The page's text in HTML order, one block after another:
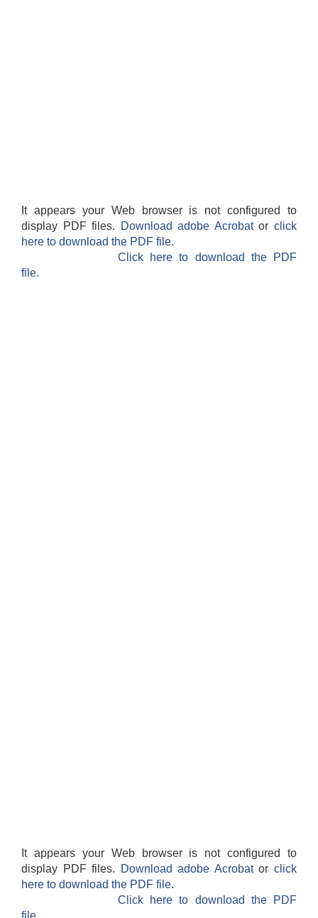
It appears your Web browser is not configured to
display PDF files.
Download adobe Acrobatorclick
here to download the PDF file.
Click here to download the PDF
file.
It appears your Web browser is not configured to
display PDF files.
Download adobe Acrobatorclick
here to download the PDF file.
Click here to download the PDF